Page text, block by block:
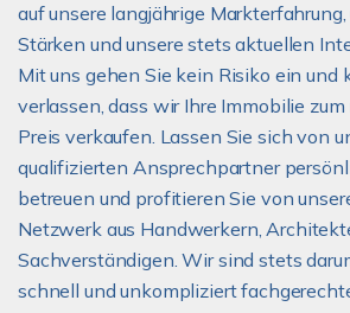
auf unsere langjährige
Stärken und unsere stets aktuellen
Mit uns gehen Sie kein Risiko ein und
verlassen, dass wir Ihre Immobilie
Preis verkaufen. Lassen Sie sich von
qualifizierten Ansprechpartner
betreuen und profitieren Sie von
Netzwerk aus Handwerkern,
Sachverständigen. Wir sind stets
schnell und unkompliziert